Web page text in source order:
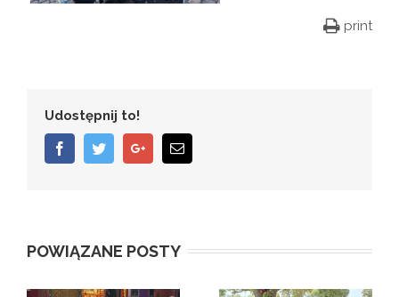
print
Udostępnij to!
FacebookTwitterGoogle+Email
POWIĄZANE POSTY